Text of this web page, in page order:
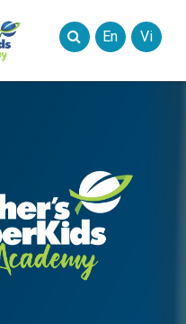
En Vi